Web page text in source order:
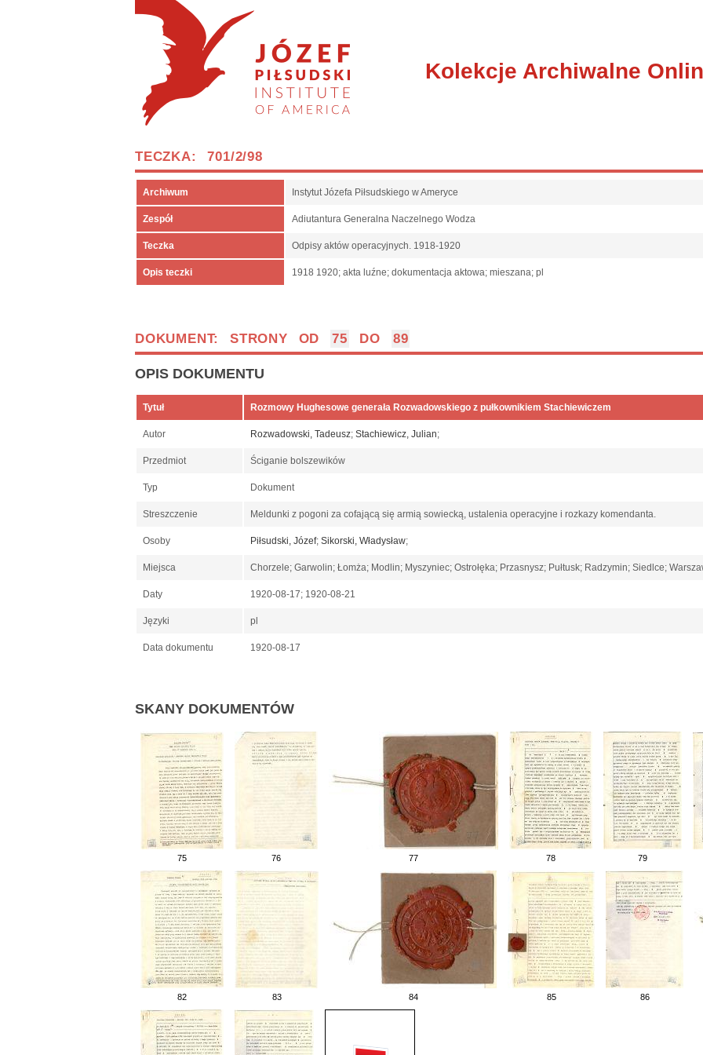
Kolekcje Archiwalne
TECZKA: 701/2/98
Archiwum Instytut Józefa Piłsudskiego w Ameryce
Zespół Adiutantura Generalna Naczelnego Wodza
Teczka Odpisy aktów operacyjnych. 1918-1920
Opis teczki 1918 1920; akta luźne; dokumentacja aktowa; mieszana; pl
DOKUMENT: STRONY OD 75 DO 89
OPIS DOKUMENTU
Tytuł Rozmowy Hughesowe generała Rozwadowskiego z pułkownikiem Stachiewiczem
Autor Rozwadowski, Tadeusz; Stachiewicz, Julian;
Przedmiot Ściganie bolszewików
Typ Dokument
Streszczenie Meldunki z pogoni za cofającą się armią sowiecką, ustalenia operacyjne i rozkazy komendanta.
Osoby Piłsudski, Józef; Sikorski, Władysław;
Miejsca Chorzele; Garwolin; Łomża; Modlin; Myszyniec; Ostrołęka; Przasnysz; Pułtusk; Radzymin; Siedlce;
Daty 1920-08-17; 1920-08-21
Języki pl
Data dokumentu 1920-08-17
SKANY DOKUMENTÓW
75 76 77 78 79
82 83 84 85 86